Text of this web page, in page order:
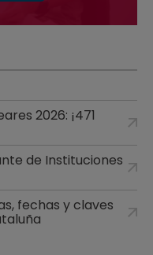
2026: ¡471
de Instituciones
fechas y claves